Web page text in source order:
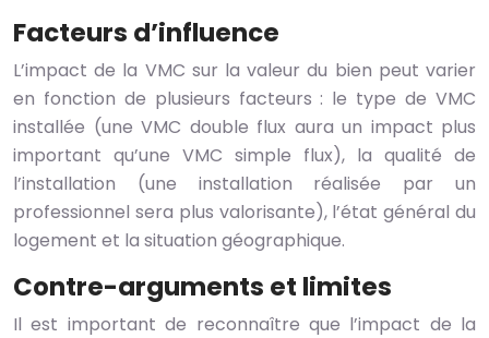
Facteurs d’influence
L’impact de la VMC sur la valeur du bien peut varier
en fonction de plusieurs facteurs : le type de VMC
installée (une VMC double flux aura un impact plus
important qu’une VMC simple flux), la qualité de
l’installation (une installation réalisée par un
professionnel sera plus valorisante), l’état général du
logement et la situation géographique.
Contre-arguments et limites
Il est important de reconnaître que l’impact de la